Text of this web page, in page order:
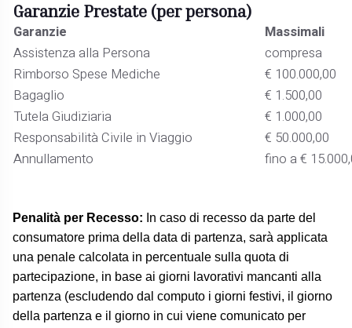
Garanzie Prestate (per persona)
Garanzie
Massimali
Assistenza alla Persona
compresa
Rimborso Spese Mediche
€ 100.000,00
Bagaglio
€ 1.500,00
Tutela Giudiziaria
€ 1.000,00
Responsabilità Civile in Viaggio
€ 50.000,00
Annullamento
fino a €
Penalità per Recesso: In caso di recesso da parte del
consumatore prima della data di partenza, sarà applicata
una penale calcolata in percentuale sulla quota di
partecipazione, in base ai giorni lavorativi mancanti alla
partenza (escludendo dal computo i giorni festivi, il giorno
della partenza e il giorno in cui viene comunicato per